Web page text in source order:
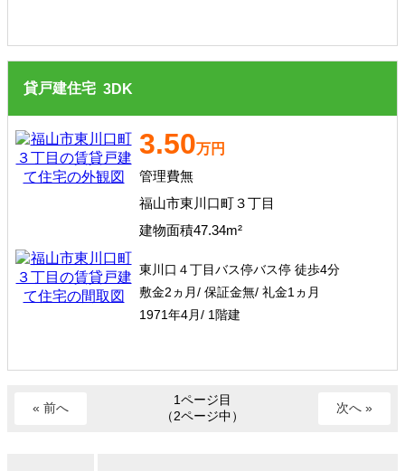
貸戸建住宅 3DK
3.50万円
管理費無
福山市東川口町３丁目
建物面積47.34m²
東川口４丁目バス停バス停 徒歩4分
敷金2ヵ月/ 保証金無/ 礼金1ヵ月
1971年4月/ 1階建
« 前へ
1ページ目
（2ページ中）
次へ »